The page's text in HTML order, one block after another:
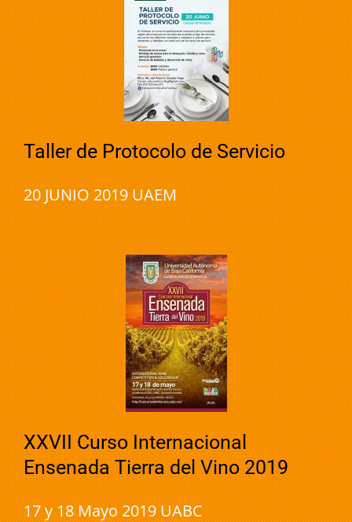
Taller de Protocolo de Servicio
20 JUNIO 2019 UAEM
XXVII Curso Internacional
Ensenada Tierra del Vino 2019
17 y 18 Mayo 2019 UABC